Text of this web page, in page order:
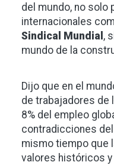
del mundo, no solo
internacionales
Sindical Mundial ,
mundo de la
Dijo que en el
de trabajadores de
8% del empleo
contradicciones
mismo tiempo que
valores históricos